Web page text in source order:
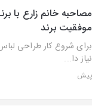
مصاحبه خانم زارع با
موفقیت برند
برای شروع کار طراحی
نیاز دا...